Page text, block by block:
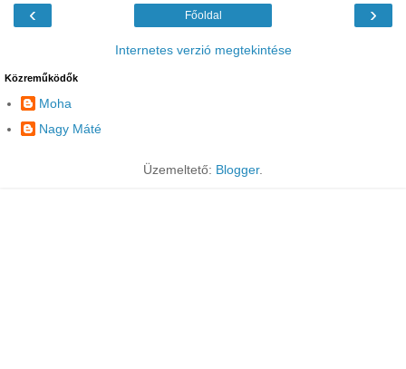
‹ ›
Főoldal
Internetes verzió megtekintése
Közreműködők
Moha
Nagy Máté
Üzemeltető: Blogger.